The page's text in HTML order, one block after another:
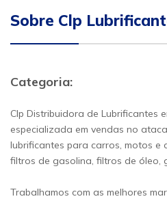
Sobre Clp
Categoria:
Clp Distribuidora de Lubrificantes
especializada em vendas no
lubrificantes para carros, motos e
filtros de gasolina, filtros de óleo,
Trabalhamos com as melhores